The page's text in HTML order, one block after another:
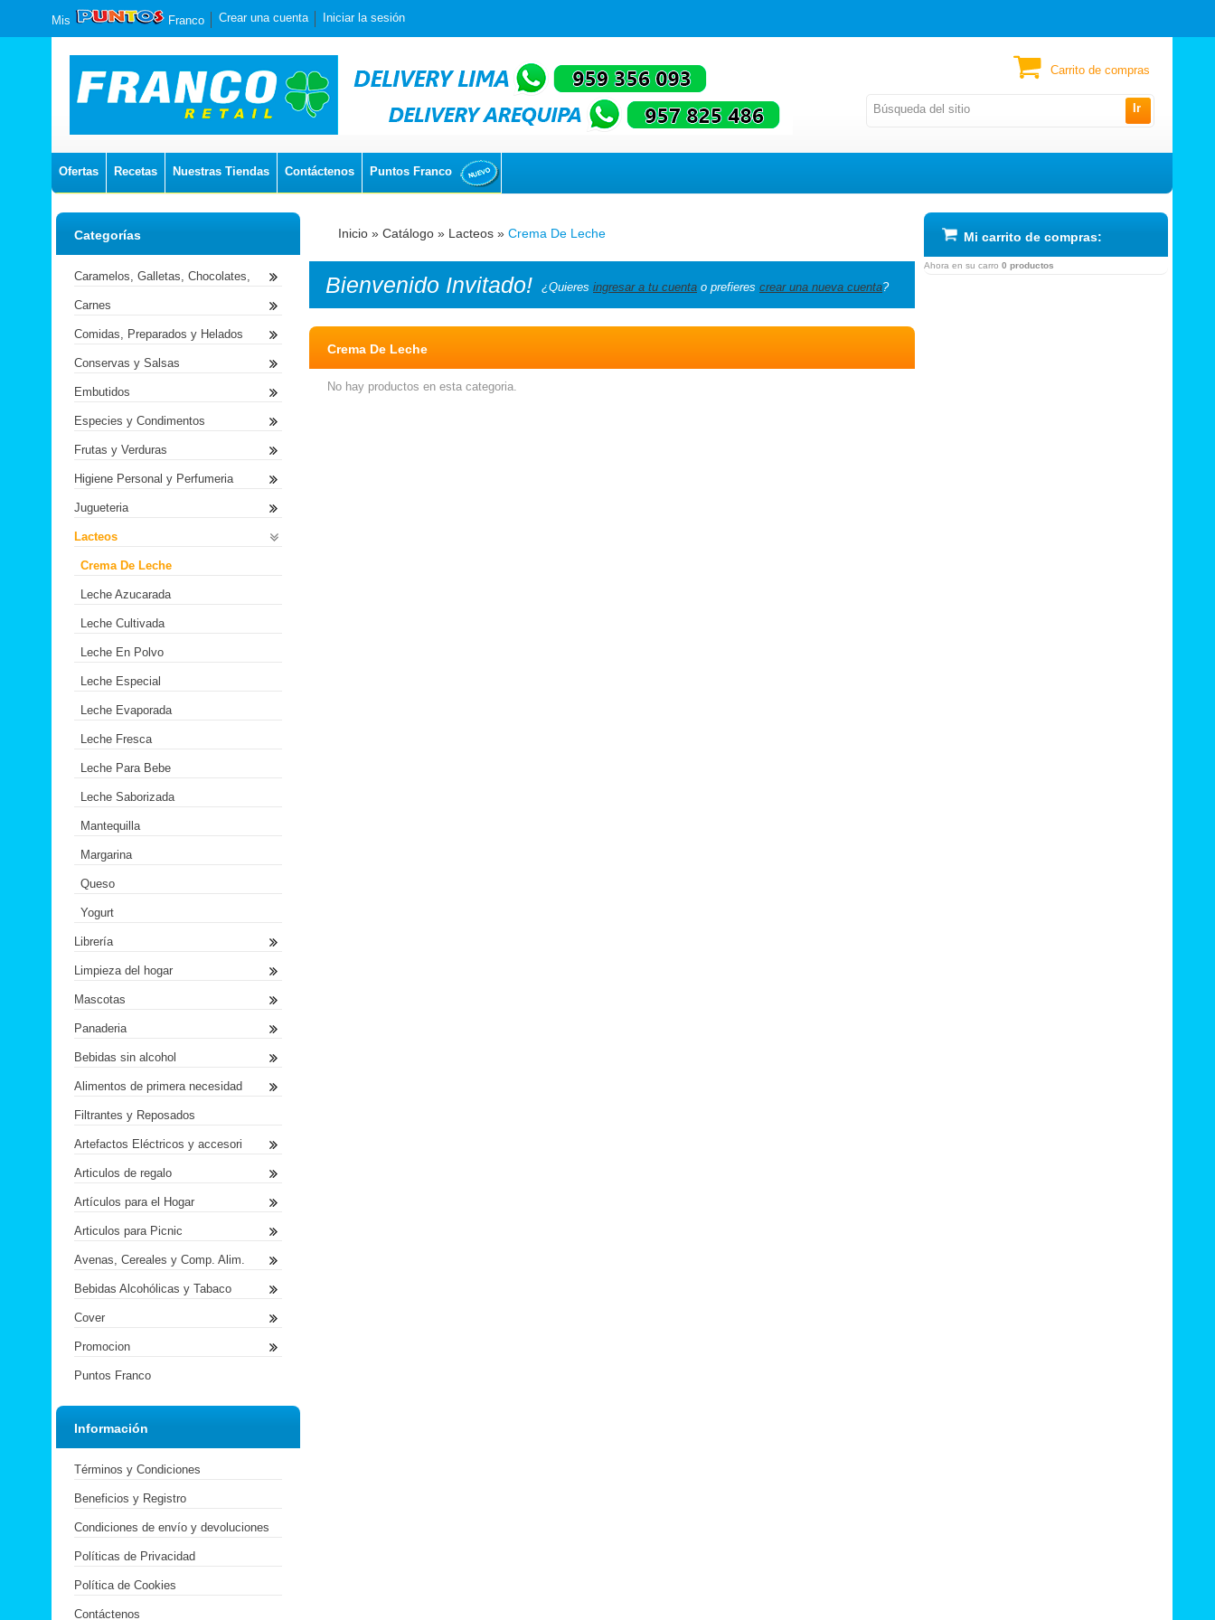
Ir
Mis Franco Crear una cuenta Iniciar la sesión
Ofertas Recetas Nuestras Tiendas Contáctenos Puntos Franco
Carrito de compras
Inicio » Catálogo » Lacteos » Crema De Leche
Bienvenido Invitado! ¿Quieres ingresar a tu cuenta o prefieres crear una nueva cuenta?
Crema De Leche
No hay productos en esta categoria.
Categorías
Caramelos, Galletas, Chocolates,
Carnes
Comidas, Preparados y Helados
Conservas y Salsas
Embutidos
Especies y Condimentos
Frutas y Verduras
Higiene Personal y Perfumeria
Jugueteria
Lacteos
Crema De Leche
Leche Azucarada
Leche Cultivada
Leche En Polvo
Leche Especial
Leche Evaporada
Leche Fresca
Leche Para Bebe
Leche Saborizada
Mantequilla
Margarina
Queso
Yogurt
Librería
Limpieza del hogar
Mascotas
Panaderia
Bebidas sin alcohol
Alimentos de primera necesidad
Filtrantes y Reposados
Artefactos Eléctricos y accesori
Articulos de regalo
Artículos para el Hogar
Articulos para Picnic
Avenas, Cereales y Comp. Alim.
Bebidas Alcohólicas y Tabaco
Cover
Promocion
Puntos Franco
Información
Términos y Condiciones
Beneficios y Registro
Condiciones de envío y devoluciones
Políticas de Privacidad
Política de Cookies
Contáctenos
Mi carrito de compras:
Ahora en su carro 0 productos